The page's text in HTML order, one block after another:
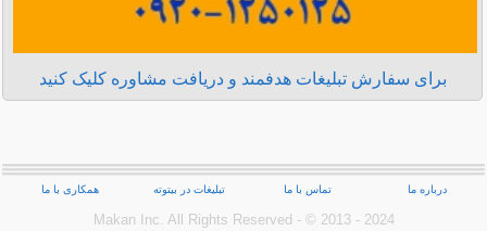
برای سفارش تبلیغات هدفمند و دریافت مشاوره کلیک کنید
درباره ما تماس با ما تبلیغات در بیتوته همکاری با ما
Makan Inc.‎ All Rights Reserved - © 2013 - 2024